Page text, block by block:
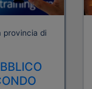
provincia di